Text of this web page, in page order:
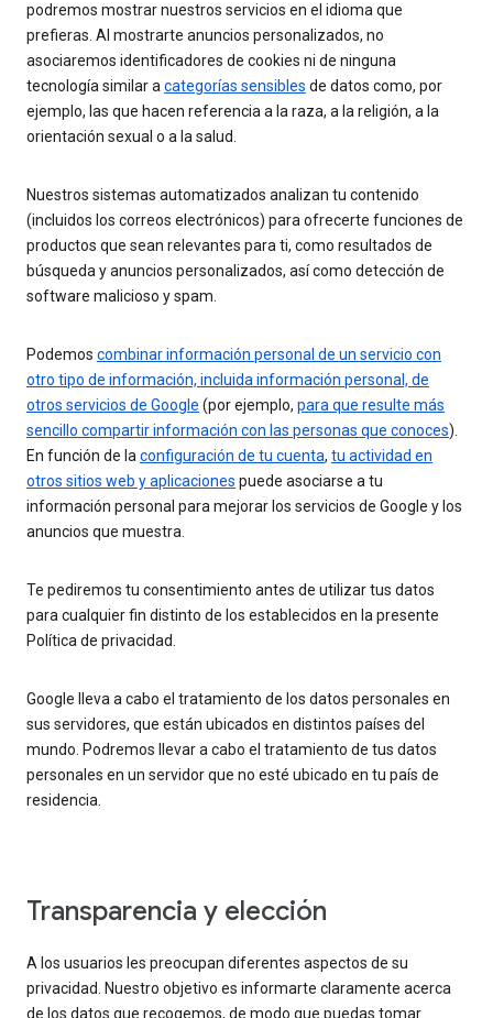
podremos mostrar nuestros servicios en el idioma que
prefieras. Al mostrarte anuncios personalizados, no
asociaremos identificadores de cookies ni de ninguna
tecnología similar acategorías sensibles de datos como, por
ejemplo, las que hacen referencia a la raza, a la religión, a la
orientación sexual o a la salud.
Nuestros sistemas automatizados analizan tu contenido
(incluidos los correos electrónicos) para ofrecerte funciones de
productos que sean relevantes para ti, como resultados de
búsqueda y anuncios personalizados, así como detección de
software malicioso y spam.
Podemos combinar información personal de un servicio con
otro tipo de información, incluida información personal, de
otros servicios de Google (por ejemplo, para que resulte más
sencillo compartir información con las personas que conoces).
En función de laconfiguración de tu cuenta, tu actividad en
otros sitios web y aplicaciones puede asociarse a tu
información personal para mejorar los servicios de Google y los
anuncios que muestra.
Te pediremos tu consentimiento antes de utilizar tus datos
para cualquier fin distinto de los establecidos en la presente
Política de privacidad.
Google lleva a cabo el tratamiento de los datos personales en
sus servidores, que están ubicados en distintos países del
mundo. Podremos llevar a cabo el tratamiento de tus datos
personales en un servidor que no esté ubicado en tu país de
residencia.
Transparencia y elección
A los usuarios les preocupan diferentes aspectos de su
privacidad. Nuestro objetivo es informarte claramente acerca
de los datos que recogemos, de modo que puedas tomar